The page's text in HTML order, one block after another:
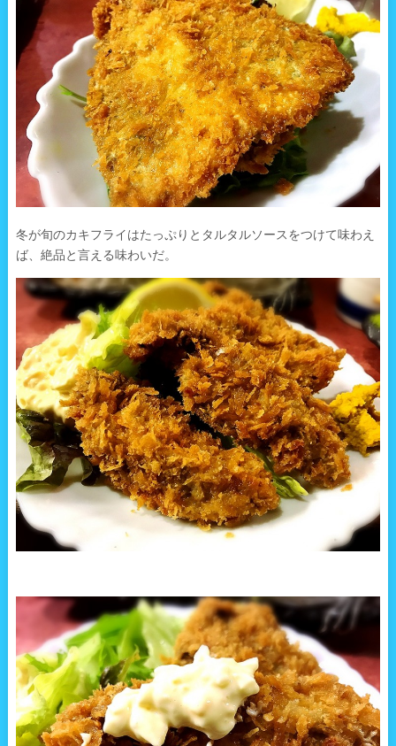
冬が旬のカキフライはたっぷりとタルタルソースをつけて味わえ
ば、絶品と言える味わいだ。